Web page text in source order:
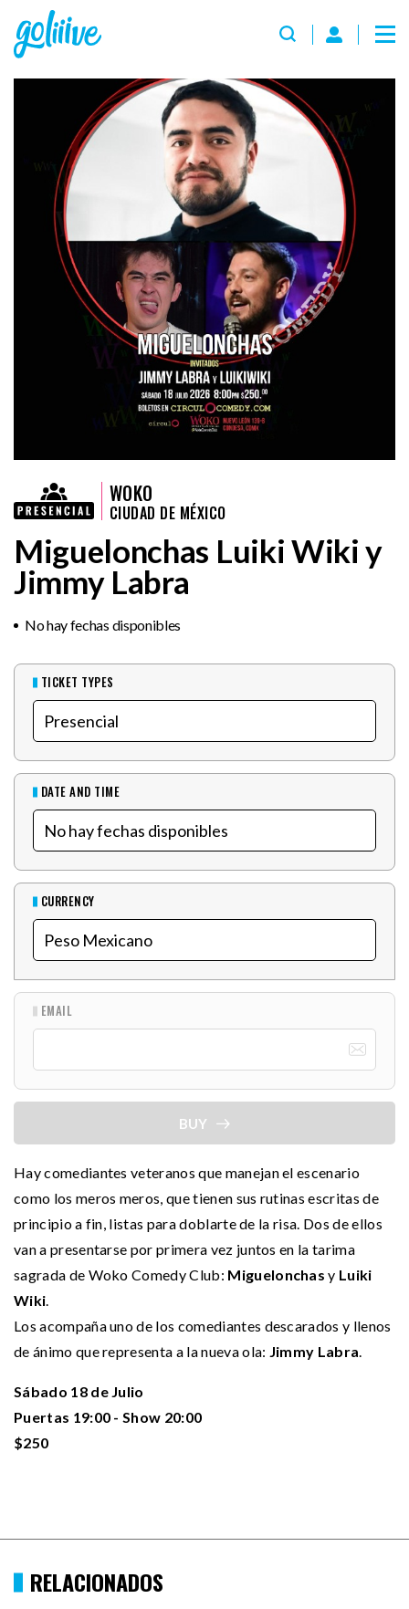
WOKO
CIUDAD DE MÉXICO
Miguelonchas Luiki Wiki y
Jimmy Labra
No hay fechas disponibles
TICKET TYPES
DATE AND TIME
CURRENCY
EMAIL
BUY
Hay comediantes veteranos que manejan el escenario
como los meros meros, que tienen sus rutinas escritas de
principio a fin, listas para doblarte de la risa. Dos de ellos
van a presentarse por primera vez juntos en la tarima
sagrada de Woko Comedy Club: Miguelonchas y Luiki
Wiki.
Los acompaña uno de los comediantes descarados y llenos
de ánimo que representa a la nueva ola: Jimmy Labra.
Sábado 18 de Julio
Puertas 19:00 - Show 20:00
$250
RELACIONADOS